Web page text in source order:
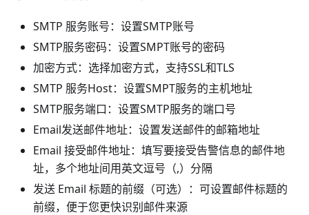
SMTP 服务账号：设置SMTP账号
SMTP服务密码：设置SMPT账号的密码
加密方式：选择加密方式，支持SSL和TLS
SMTP 服务Host：设置SMPT服务的主机地址
SMTP服务端口：设置SMTP服务的端口号
Email发送邮件地址：设置发送邮件的邮箱地址
Email 接受邮件地址：填写要接受告警信息的邮件地
址，多个地址间用英文逗号（,）分隔
发送 Email 标题的前缀（可选）：可设置邮件标题的
前缀，便于您更快识别邮件来源